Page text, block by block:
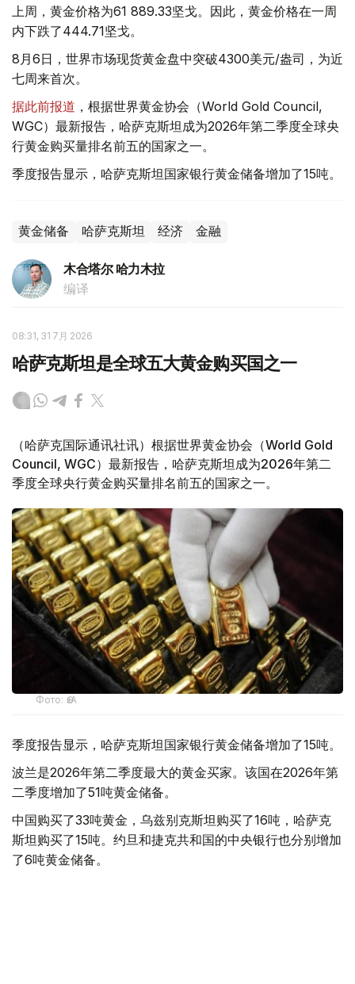
上周，黄金价格为61 889.33坚戈。因此，黄金价格在一周
内下跌了444.71坚戈。
8月6日，世界市场现货黄金盘中突破4300美元/盎司，为近
七周来首次。
据此前报道 ，根据世界黄金协会（World Gold Council,
WGC）最新报告，哈萨克斯坦成为2026年第二季度全球央
行黄金购买量排名前五的国家之一。
季度报告显示，哈萨克斯坦国家银行黄金储备增加了15吨。
黄金储备 哈萨克斯坦 经济 金融
木合塔尔 哈力木拉
编译
08:31, 31 7月 2026
哈萨克斯坦是全球五大黄金购买国之一
（哈萨克国际通讯社讯）根据世界黄金协会（World Gold
Council, WGC）最新报告，哈萨克斯坦成为2026年第二
季度全球央行黄金购买量排名前五的国家之一。
Фото: ӨзА
季度报告显示，哈萨克斯坦国家银行黄金储备增加了15吨。
波兰是2026年第二季度最大的黄金买家。该国在2026年第
二季度增加了51吨黄金储备。
中国购买了33吨黄金，乌兹别克斯坦购买了16吨，哈萨克
斯坦购买了15吨。约旦和捷克共和国的中央银行也分别增加
了6吨黄金储备。